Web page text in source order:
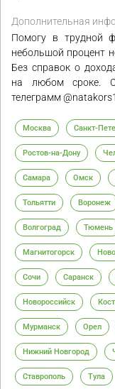
Дополнительная
Помогу в трудной
небольшой процент
Без справок о
на любом сроке.
телеграмм @natakors1
Москва Санкт-
Ростов-на-Дону
Самара Омск
Тольятти Воронеж
Волгоград Тюмень
Магнитогорск
Сочи Саранск
Новороссийск
Мурманск Орел
Нижний Новгород
Ставрополь Тула